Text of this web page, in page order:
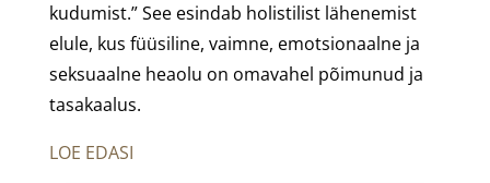
kudumist.” See esindab holistilist lähenemist
elule, kus füüsiline, vaimne, emotsionaalne ja
seksuaalne heaolu on omavahel põimunud ja
tasakaalus.
LOE EDASI